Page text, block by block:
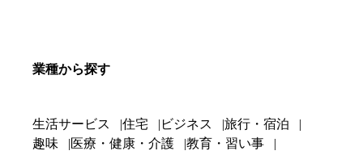
業種から探す
生活サービス 住宅 ビジネス
旅行・宿泊
趣味
医療・健康・介護
教育・習い事